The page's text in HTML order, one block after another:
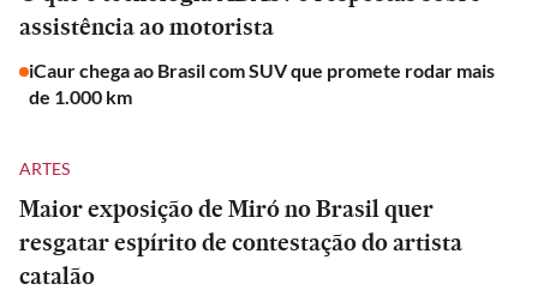
assistência ao motorista
iCaur chega ao Brasil com SUV que promete rodar mais
de 1.000 km
ARTES
Maior exposição de Miró no Brasil quer
resgatar espírito de contestação do artista
catalão